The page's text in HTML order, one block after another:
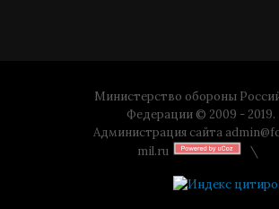
Министерство обороны
Федерации © 2009 - 2019.
Администрация сайта
mil.ru